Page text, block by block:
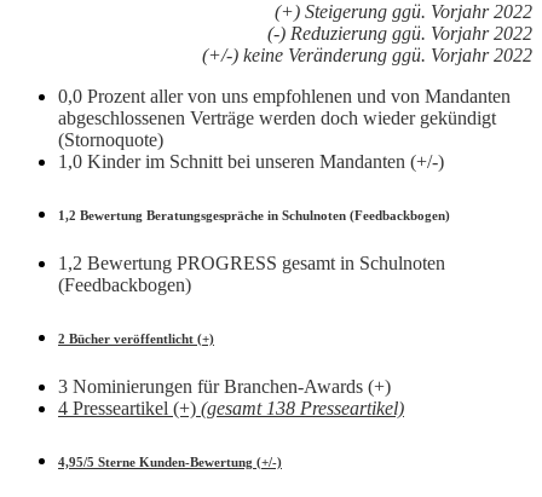
(+) Steigerung ggü. Vorjahr 2022
(-) Reduzierung ggü. Vorjahr 2022
(+/-) keine Veränderung ggü. Vorjahr 2022
0,0 Prozent aller von uns empfohlenen und von Mandanten
abgeschlossenen Verträge werden doch wieder gekündigt
(Stornoquote)
1,0 Kinder im Schnitt bei unseren Mandanten (+/-)
1,2 Bewertung Beratungsgespräche in Schulnoten (Feedbackbogen)
1,2 Bewertung PROGRESS gesamt in Schulnoten
(Feedbackbogen)
2 Bücher veröffentlicht (+)
3 Nominierungen für Branchen-Awards (+)
4 Presseartikel (+) (gesamt 138 Presseartikel)
4,95/5 Sterne Kunden-Bewertung (+/-)